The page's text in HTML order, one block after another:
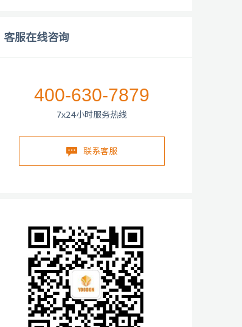
客服在线咨询
400-630-7879
7x24小时服务热线
联系客服